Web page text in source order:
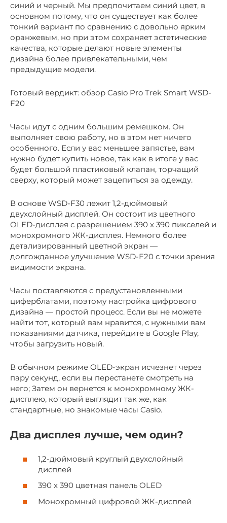
синий и черный. Мы предпочитаем синий цвет, в
основном потому, что он существует как более
тонкий вариант по сравнению с довольно ярким
оранжевым, но при этом сохраняет эстетические
качества, которые делают новые элементы
дизайна более привлекательными, чем
предыдущие модели.
Готовый вердикт: обзор Casio Pro Trek Smart WSD-
F20
Часы идут с одним большим ремешком. Он
выполняет свою работу, но в этом нет ничего
особенного. Если у вас меньшее запястье, вам
нужно будет купить новое, так как в итоге у вас
будет большой пластиковый клапан, торчащий
сверху, который может зацепиться за одежду.
В основе WSD-F30 лежит 1,2-дюймовый
двухслойный дисплей. Он состоит из цветного
OLED-дисплея с разрешением 390 x 390 пикселей и
монохромного ЖК-дисплея. Немного более
детализированный цветной экран —
долгожданное улучшение WSD-F20 с точки зрения
видимости экрана.
Часы поставляются с предустановленными
циферблатами, поэтому настройка цифрового
дизайна — простой процесс. Если вы не можете
найти тот, который вам нравится, с нужными вам
показаниями датчика, перейдите в Google Play,
чтобы загрузить новый.
В обычном режиме OLED-экран исчезнет через
пару секунд, если вы перестанете смотреть на
него; Затем он вернется к монохромному ЖК-
дисплею, который выглядит так же, как
стандартные, но знакомые часы Casio.
Два дисплея лучше, чем один?
1,2-дюймовый круглый двухслойный
дисплей
390 х 390 цветная панель OLED
Монохромный цифровой ЖК-дисплей